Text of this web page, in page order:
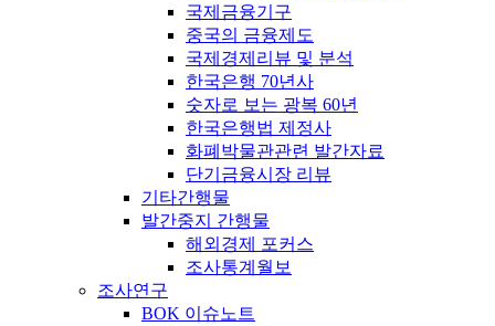
국제금융기구
중국의 금융제도
국제경제리뷰 및 분석
한국은행 70년사
숫자로 보는 광복 60년
한국은행법 제정사
화폐박물관관련 발간자료
단기금융시장 리뷰
기타간행물
발간중지 간행물
해외경제 포커스
조사통계월보
조사연구
BOK 이슈노트